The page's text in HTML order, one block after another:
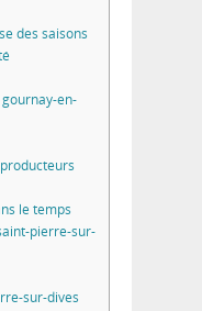
des saisons
en-
le temps
pierre-sur-
sur-dives